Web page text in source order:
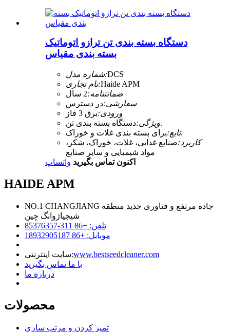
دستگاه بسته بندی تن ترازو اتوماتیک
بسته بندی مقیاس
شماره مدل:DCS
نام تجاری:Haide APM
ضمانتنامه:2 سال
سفارشی:در دسترس
ورودی:برق 3 فاز
ویژگی:دستگاه بسته بندی تن.
تابع:برای بسته بندی غلات و خوراک.
کاربرد:صنایع غذایی، غلات، خوراک، شکر،
مواد شیمیایی و سایر صنایع
اکنون تماس بگیرید واتساپ
HAIDE APM
NO.1 CHANGJIANG جاده مرتفع و فناوری جدید منطقه
شیجیاژوانگ چین
تلفن: +86 311-85376357
موبایل: +86 18932905187
سایت اینترنتی:www.bestseedcleaner.com
با ما تماس بگیرید
درباره ما
محصولات
تمیز کردن و مرتب سازی